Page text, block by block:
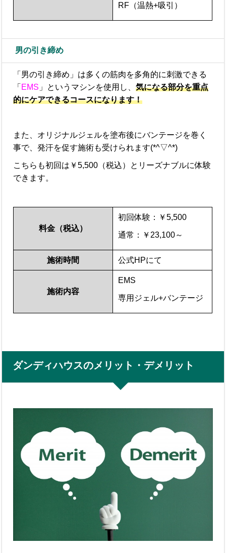
RF（温熱+吸引）
男の引き締め
「男の引き締め」は多くの筋肉を多角的に刺激できる
「 EMS 」というマシンを使用し、気になる部分を重点
的にケアできるコースになります！
また、オリジナルジェルを塗布後にバンテージを巻く
事で、発汗を促す施術も受けられます(*^▽^*)
こちらも初回は￥5,500（税込）とリーズナブルに体験
できます。
料金（税込）
初回体験：￥5,500
通常：￥23,100～
施術時間 公式HPにて
施術内容
EMS
専用ジェル+バンテージ
ダンディハウスのメリット・デメリット